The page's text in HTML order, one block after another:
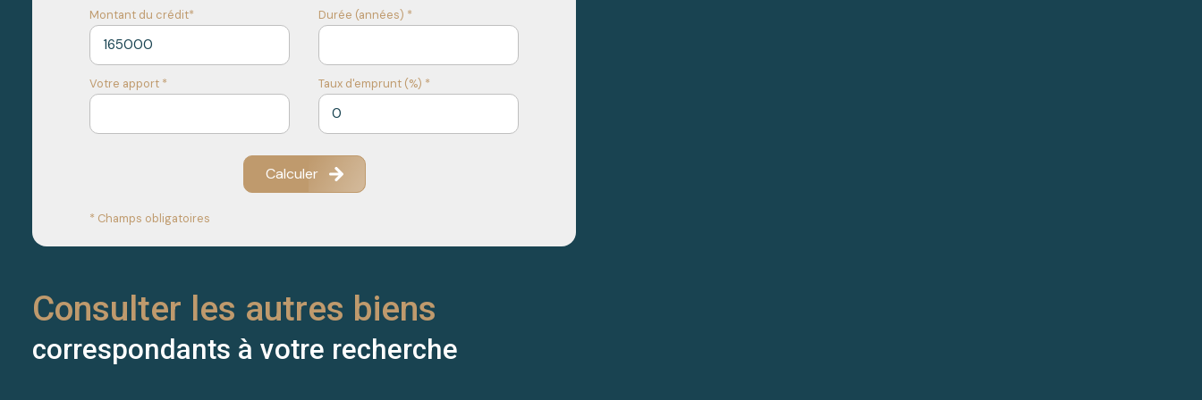
Montant du crédit* Durée (années) *
Votre apport * Taux d'emprunt (%) *
Calculer
* Champs obligatoires
Consulter les autres biens
correspondants à votre recherche